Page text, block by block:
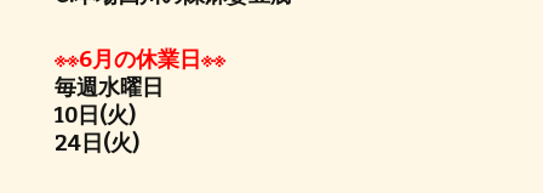
※※6月の休業日※※
毎週水曜日
10日(火)
24日(火)